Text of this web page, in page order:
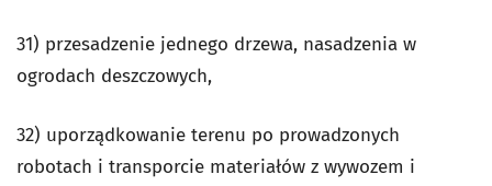
31) przesadzenie jednego drzewa, nasadzenia w
ogrodach deszczowych,
32) uporządkowanie terenu po prowadzonych
robotach i transporcie materiałów z wywozem i